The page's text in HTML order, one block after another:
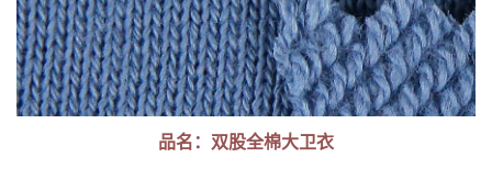
品名：双股全棉大卫衣